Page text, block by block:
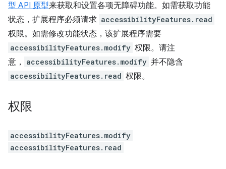
型 API 原型来获取和设置各项无障碍功能。如需获取功能
状态，扩展程序必须请求 accessibilityFeatures.read
权限。如需修改功能状态，该扩展程序需要
accessibilityFeatures.modify 权限。请注
意，
accessibilityFeatures.modify 并不隐含
accessibilityFeatures.read 权限。
权限
accessibilityFeatures.modify
accessibilityFeatures.read